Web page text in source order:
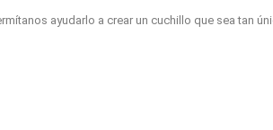
ayudarlo a crear un cuchillo que sea tan